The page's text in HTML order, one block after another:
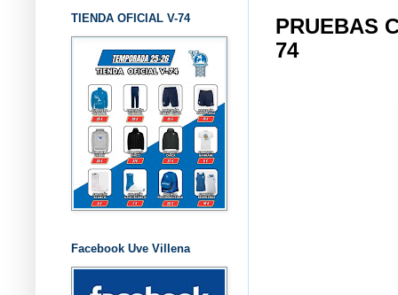
PRUEBAS
74
TIENDA OFICIAL V-74
Facebook Uve Villena